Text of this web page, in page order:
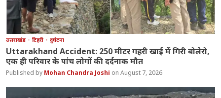
उत्तराखंड टिहरी दुर्घटना
Uttarakhand Accident: 250 मीटर गहरी खाई में गिरी बोलेरो,
एक ही परिवार के पांच लोगों की दर्दनाक मौत
Mohan Chandra Joshi August 7, 2026